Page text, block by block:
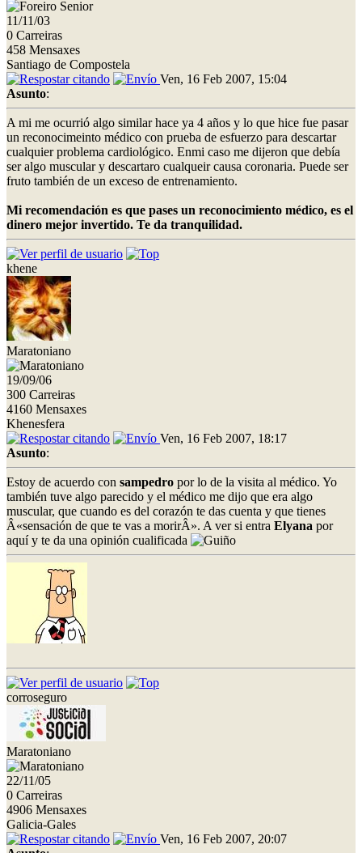
11/11/03
0 Carreiras
458 Mensaxes
Santiago de Compostela
Ven, 16 Feb 2007, 15:04
Asunto:
A mi me ocurrió algo similar hace ya 4 años y lo que hice fue pasar
un reconocimeinto médico con prueba de esfuerzo para descartar
cualquier problema cardiológico. Enmi caso me dijeron que debía
ser algo muscular y descartaro cualqueir causa coronaria. Puede ser
fruto también de un exceso de entrenamiento.
Mi recomendación es que pases un reconocimiento médico, es el
dinero mejor invertido. Te da tranquilidad.
khene
Maratoniano
19/09/06
300 Carreiras
4160 Mensaxes
Khenesfera
Ven, 16 Feb 2007, 18:17
Asunto:
Estoy de acuerdo con sampedro por lo de la visita al médico. Yo
también tuve algo parecido y el médico me dijo que era algo
muscular, que cuando es del corazón te das cuenta y que tienes
Â«sensación de que te vas a morirÂ». A ver si entra Elyana por
aquí y te da una opinión cualificada
corroseguro
Maratoniano
22/11/05
0 Carreiras
4906 Mensaxes
Galicia-Gales
Ven, 16 Feb 2007, 20:07